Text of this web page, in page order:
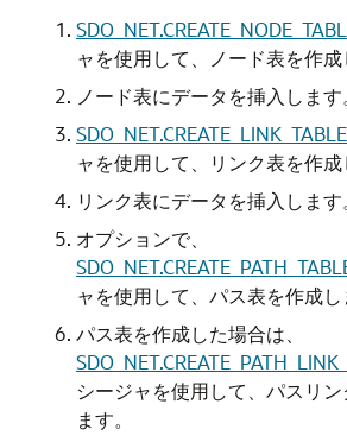
ャを使用して、ノード表を作成
ノード表にデータを挿入します
SDO_NET.CREATE_LINK_TABLE
ャを使用して、リンク表を作成
リンク表にデータを挿入します
オプションで、
ャを使用して、パス表を作成し
パス表を作成した場合は、
シージャを使用して、パスリ
ます。